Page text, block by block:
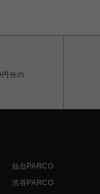
分の
仙台PARCO
渋谷PARCO